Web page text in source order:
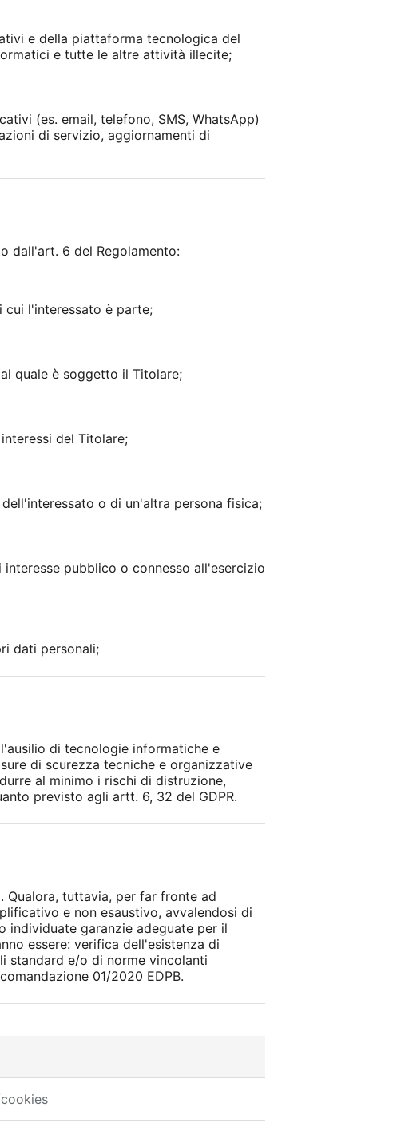
e della piattaforma tecnologica del
e tutte le altre attività illecite;
(es. email, telefono, SMS, WhatsApp)
di servizio, aggiornamenti di
dall'art. 6 del Regolamento:
cui l'interessato è parte;
quale è soggetto il Titolare;
del Titolare;
o di un'altra persona fisica;
pubblico o connesso all'esercizio
dati personali;
di tecnologie informatiche e
di scurezza tecniche e organizzative
al minimo i rischi di distruzione,
previsto agli artt. 6, 32 del GDPR.
Qualora, tuttavia, per far fronte ad
e non esaustivo, avvalendosi di
individuate garanzie adeguate per il
essere: verifica dell'esistenza di
standard e/o di norme vincolanti
01/2020 EDPB.